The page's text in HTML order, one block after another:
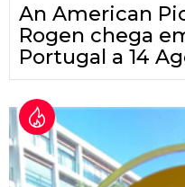
An American
Rogen chega
Portugal a 14